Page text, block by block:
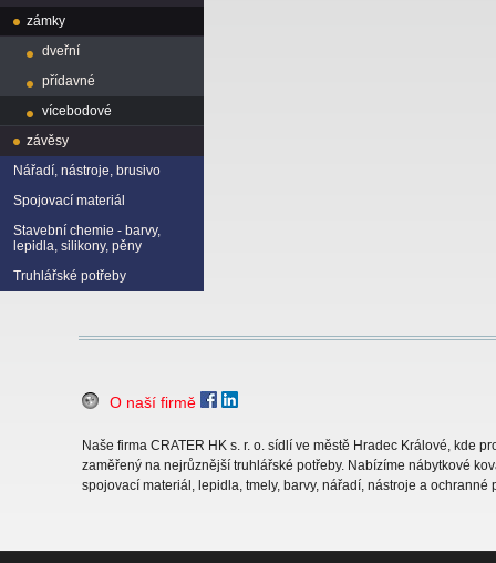
zámky
dveřní
přídavné
vícebodové
závěsy
Nářadí, nástroje, brusivo
Spojovací materiál
Stavební chemie - barvy,
lepidla, silikony, pěny
Truhlářské potřeby
O naší firmě
Naše firma CRATER HK s. r. o. sídlí ve městě Hradec Králové, kde
zaměřený na nejrůznější truhlářské potřeby. Nabízíme nábytkové
spojovací materiál, lepidla, tmely, barvy, nářadí, nástroje a ochranné